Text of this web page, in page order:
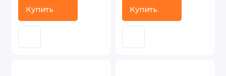
Купить Купить